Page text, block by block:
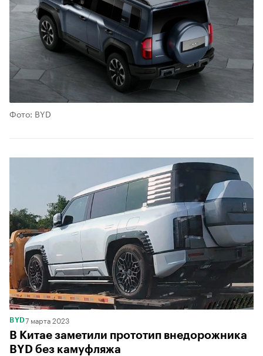
Фото: BYD
BYD7 марта 2023
В Китае заметили прототип внедорожника
BYD без камуфляжа